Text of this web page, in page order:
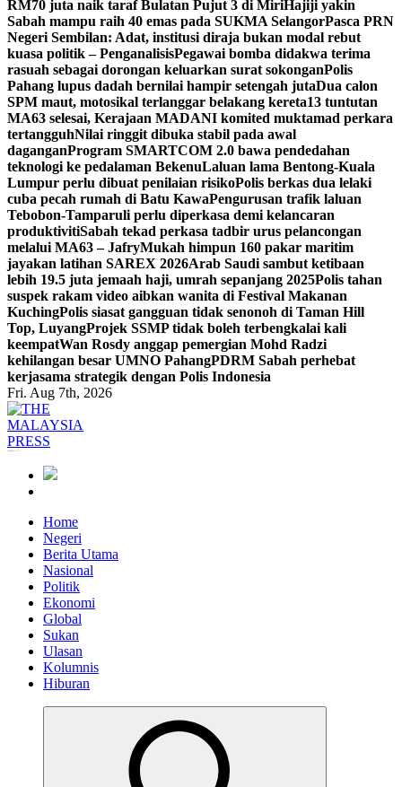
RM70 juta naik taraf Bulatan Pujut 3 di MiriHajiji yakin
Sabah mampu raih 40 emas pada SUKMA SelangorPasca PRN
Negeri Sembilan: Adat, institusi diraja bukan modal rebut
kuasa politik – PenganalisisPegawai bomba didakwa terima
rasuah sebagai dorongan keluarkan surat sokonganPolis
Pahang lupus dadah bernilai hampir setengah jutaDua calon
SPM maut, motosikal terlanggar belakang kereta13 tuntutan
MA63 selesai, Kerajaan MADANI komited muktamad perkara
tertangguhNilai ringgit dibuka stabil pada awal
daganganProgram SMARTCOM 2.0 bawa pendedahan
teknologi ke pedalaman BekenuLaluan lama Bentong-Kuala
Lumpur perlu dibuat penilaian risikoPolis berkas dua lelaki
cuba pecah rumah di Batu KawaPengurusan trafik laluan
Tebobon-Tamparuli perlu diperkasa demi kelancaran
produktivitiSabah tekad perkasa tadbir urus pelancongan
melalui MA63 – JafryMukah himpun 160 pakar maritim
jayakan latihan SAREX 2026Arab Saudi sambut ketibaan
lebih 19.5 juta jemaah haji, umrah sepanjang 2025Polis tahan
suspek rakam video aibkan wanita di Festival Makanan
KuchingPolis siasat gangguan tidak senonoh di Taman Hill
Top, LuyangProjek SSMP tidak boleh terbengkalai kali
keempatWan Rosdy anggap pemergian Mohd Radzi
kehilangan besar UMNO PahangPDRM Sabah perhebat
kerjasama strategik dengan Polis Indonesia
Fri. Aug 7th, 2026
Home
Negeri
Berita Utama
Nasional
Politik
Ekonomi
Global
Sukan
Ulasan
Kolumnis
Hiburan